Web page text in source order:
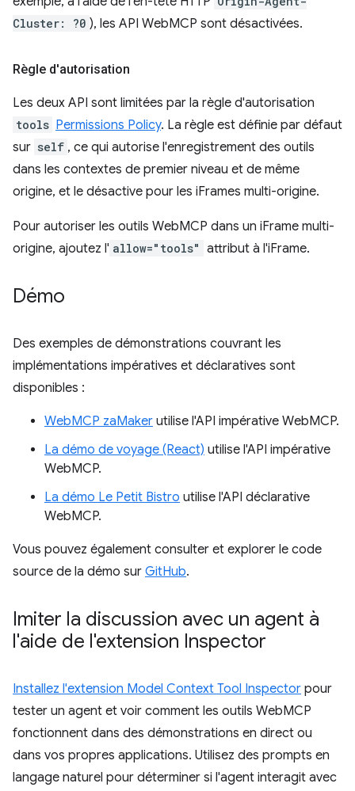
Cluster: ?0 ), les API WebMCP sont désactivées.
Règle d'autorisation
Les deux API sont limitées par la règle d'autorisation
tools Permissions Policy. La règle est définie par défaut
sur self , ce qui autorise l'enregistrement des outils
dans les contextes de premier niveau et de même
origine, et le désactive pour les iFrames multi-origine.
Pour autoriser les outils WebMCP dans un iFrame multi-
origine, ajoutez l' allow="tools" attribut à l'iFrame.
Démo
Des exemples de démonstrations couvrant les
implémentations impératives et déclaratives sont
disponibles :
WebMCP zaMaker utilise l'API impérative WebMCP.
La démo de voyage (React) utilise l'API impérative
WebMCP.
La démo Le Petit Bistro utilise l'API déclarative
WebMCP.
Vous pouvez également consulter et explorer le code
source de la démo sur GitHub.
Imiter la discussion avec un agent à
l'aide de l'extension Inspector
Installez l'extension Model Context Tool Inspector pour
tester un agent et voir comment les outils WebMCP
fonctionnent dans des démonstrations en direct ou
dans vos propres applications. Utilisez des prompts en
langage naturel pour déterminer si l'agent interagit avec